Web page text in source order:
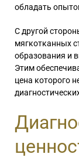
обладать
С другой
мягкотканных
образования и
Этим
цена которого